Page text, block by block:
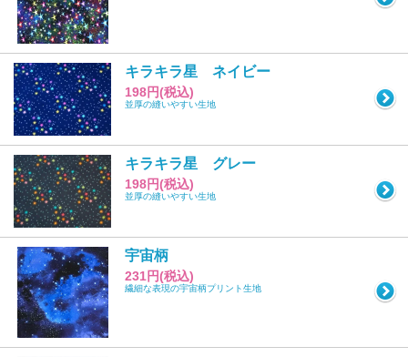
キラキラ星 ネイビー
198円(税込)
並厚の縫いやすい生地
キラキラ星 グレー
198円(税込)
並厚の縫いやすい生地
宇宙柄
231円(税込)
繊細な表現の宇宙柄プリント生地